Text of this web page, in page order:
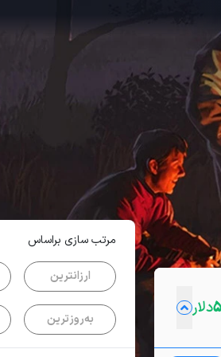
دلار
مرتب سازی براساس
ارزانترین
به‌روزترین